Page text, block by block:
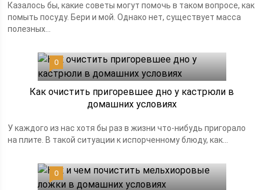
Казалось бы, какие советы могут помочь в таком вопросе, как
помыть посуду. Бери и мой. Однако нет, существует масса
полезных...
0
Как очистить пригоревшее дно у кастрюли в
домашних условиях
У каждого из нас хотя бы раз в жизни что-нибудь пригорало
на плите. В такой ситуации к испорченному блюду, как...
0